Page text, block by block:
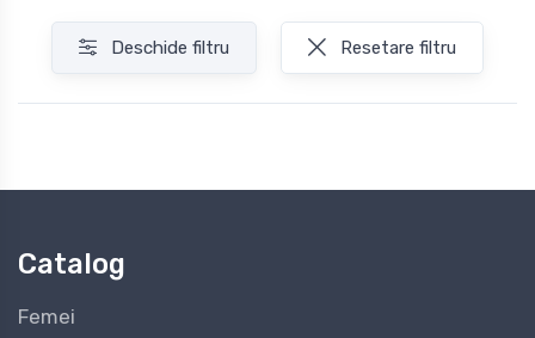
Deschide filtru Resetare filtru
Catalog
Femei